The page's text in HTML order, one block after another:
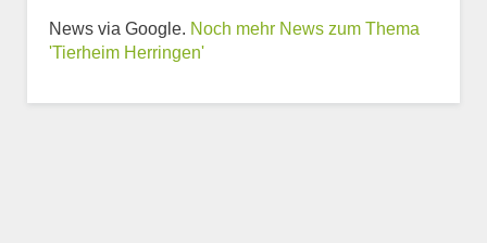
Telefonnummer
News via Google. Noch mehr News zum Thema
'Tierheim Herringen'